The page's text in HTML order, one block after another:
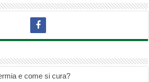
e come si cura?